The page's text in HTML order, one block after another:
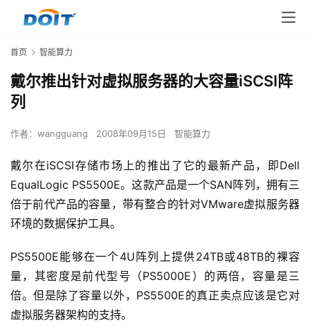
首页 智能算力
戴尔推出针对虚拟服务器的大容量iSCSI阵
列
作者： wangguang 2008年09月15日 智能算力
戴尔在iSCSI存储市场上的推出了它的最新产品，即Dell
EqualLogic PS5500E。这款产品是一个SAN阵列，拥有三
倍于前代产品的容量，带有整合的针对VMware虚拟服务器
环境的数据保护工具。
PS5500E能够在一个4U阵列上提供24TB或48TB的裸容
量，其密度是前代型号（PS5000E）的两倍，容量是三
倍。但是除了容量以外，PS5500E的真正卖点应该是它对
虚拟服务器架构的支持。